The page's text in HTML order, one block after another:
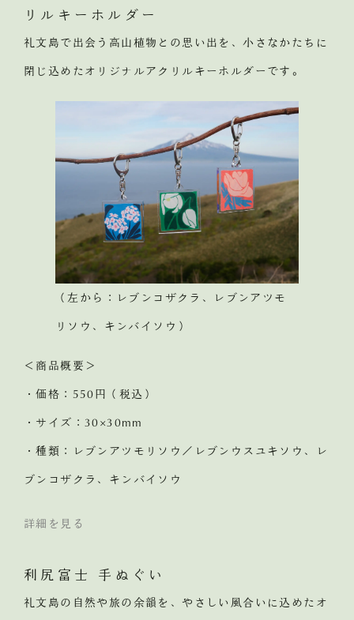
リルキーホルダー
礼文島で出会う高山植物との思い出を、小さなかたちに
閉じ込めたオリジナルアクリルキーホルダーです。
（左から：レブンコザクラ、レブンアツモ
リソウ、キンバイソウ）
＜商品概要＞
・価格：550円（税込）
・サイズ：30×30mm
・種類：レブンアツモリソウ／レブンウスユキソウ、レ
ブンコザクラ、キンバイソウ
詳細を見る
利尻富士 手ぬぐい
礼文島の自然や旅の余韻を、やさしい風合いに込めたオ